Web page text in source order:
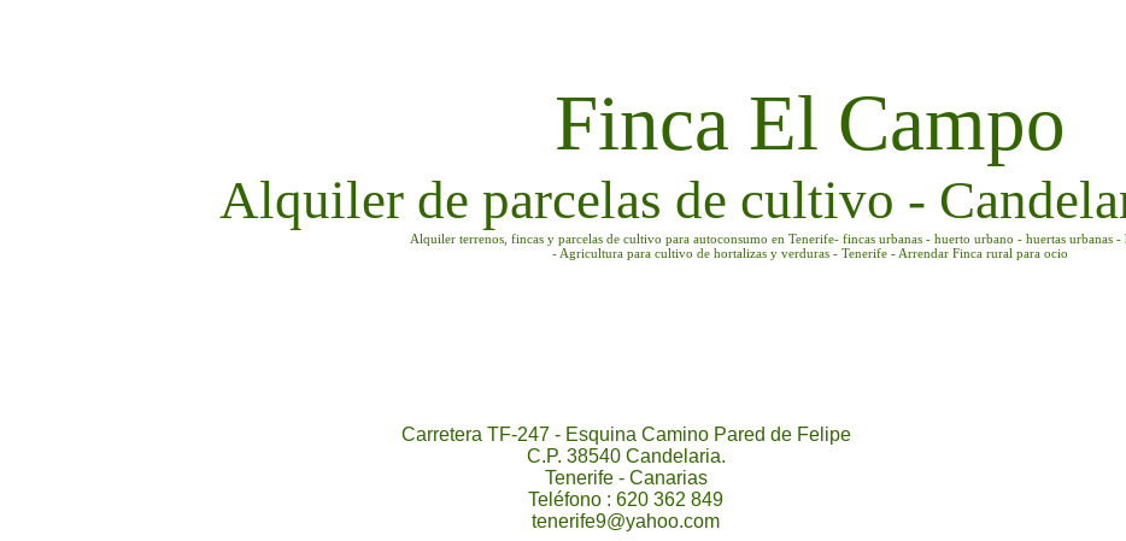
Finca El Campo
Alquiler de parcelas de cultivo -
Alquiler terrenos, fincas y parcelas de cultivo para autoconsumo en Tenerife- fincas urbanas - huerto urbano - huertas urbanas -
- Agricultura para cultivo de hortalizas y verduras - Tenerife - Arrendar Finca rural para ocio
Carretera TF-247 - Esquina Camino Pared de Felipe
C.P. 38540 Candelaria.
Tenerife - Canarias
Teléfono : 620 362 849
tenerife9@yahoo.com